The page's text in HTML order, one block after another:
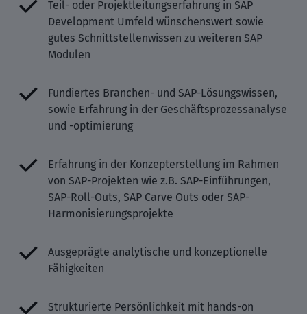
Teil- oder Projektleitungserfahrung in SAP
Development Umfeld wünschenswert sowie
gutes Schnittstellenwissen zu weiteren SAP
Modulen
Fundiertes Branchen- und SAP-Lösungswissen,
sowie Erfahrung in der Geschäftsprozessanalyse
und -optimierung
Erfahrung in der Konzepterstellung im Rahmen
von SAP-Projekten wie z.B. SAP-Einführungen,
SAP-Roll-Outs, SAP Carve Outs oder SAP-
Harmonisierungsprojekte
Ausgeprägte analytische und konzeptionelle
Fähigkeiten
Strukturierte Persönlichkeit mit hands-on